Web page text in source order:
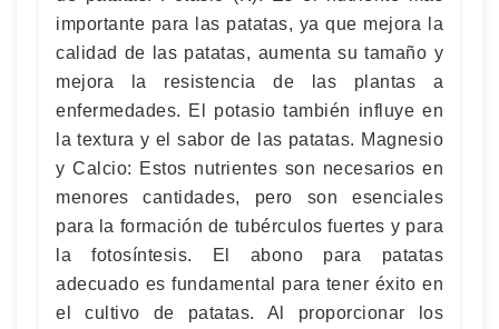
importante para las patatas, ya que mejora la
calidad de las patatas, aumenta su tamaño y
mejora la resistencia de las plantas a
enfermedades. El potasio también influye en
la textura y el sabor de las patatas. Magnesio
y Calcio: Estos nutrientes son necesarios en
menores cantidades, pero son esenciales
para la formación de tubérculos fuertes y para
la fotosíntesis. El abono para patatas
adecuado es fundamental para tener éxito en
el cultivo de patatas. Al proporcionar los